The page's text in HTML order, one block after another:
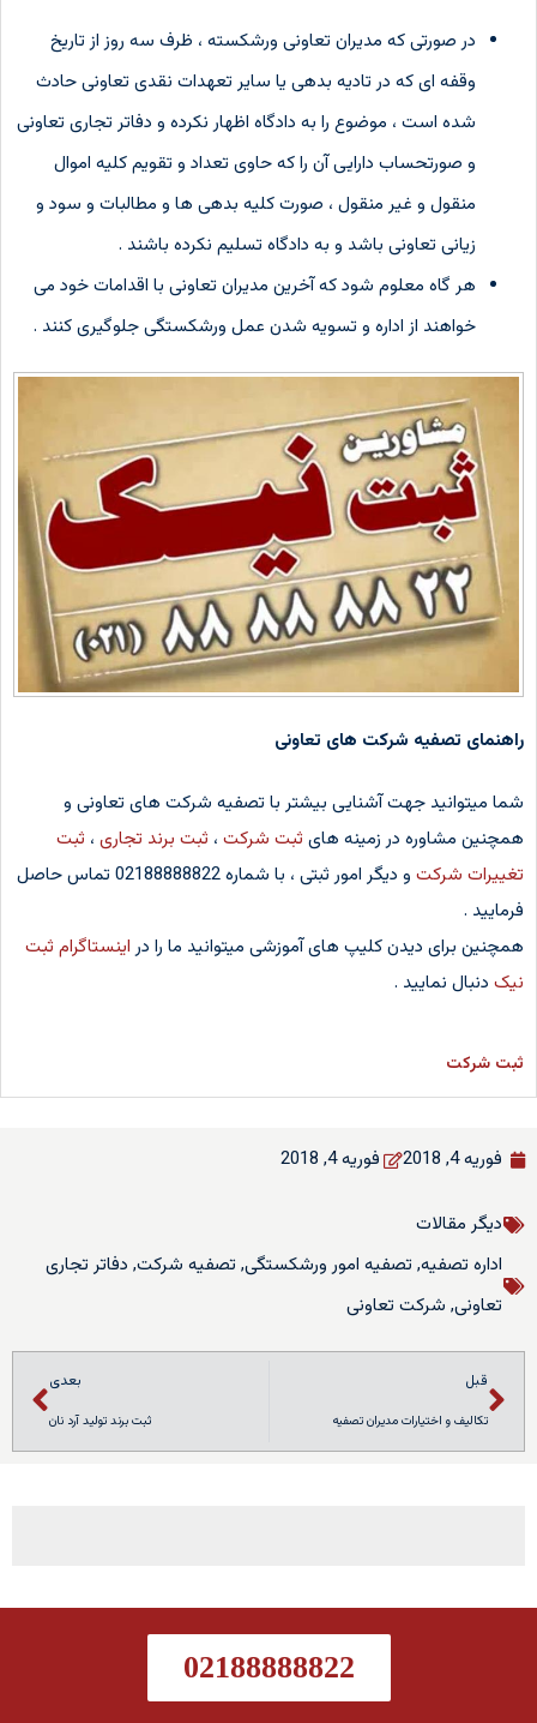
در صورتی که مدیران تعاونی ورشکسته ، ظرف سه روز از تاریخ
وقفه ای که در تادیه بدهی یا سایر تعهدات نقدی تعاونی حادث
شده است ، موضوع را به دادگاه اظهار نکرده و دفاتر تجاری تعاونی
و صورتحساب دارایی آن را که حاوی تعداد و تقویم کلیه اموال
منقول و غیر منقول ، صورت کلیه بدهی ها و مطالبات و سود و
زیانی تعاونی باشد و به دادگاه تسلیم نکرده باشند .
هر گاه معلوم شود که آخرین مدیران تعاونی با اقدامات خود می
خواهند از اداره و تسویه شدن عمل ورشکستگی جلوگیری کنند .
راهنمای تصفیه شرکت های تعاونی
شما میتوانید جهت آشنایی بیشتر با تصفیه شرکت های تعاونی و
همچنین مشاوره در زمینه های ثبت شرکت ، ثبت برند تجاری ، ثبت
تغییرات شرکت
و دیگر امور ثبتی ، با شماره 02188888822 تماس حاصل
فرمایید .
همچنین برای دیدن کلیپ های آموزشی میتوانید ما را دراینستاگرام ثبت
نیک دنبال نمایید .
ثبت شرکت
فوریه 4, 2018 فوریه 4, 2018
دیگر مقالات
اداره تصفیه, تصفیه امور ورشکستگی, تصفیه شرکت, دفاتر تجاری
تعاونی, شرکت تعاونی
قبل
تکالیف و اختیارات مدیران تصفیه
بعدی
ثبت برند تولید آرد نان
02188888822